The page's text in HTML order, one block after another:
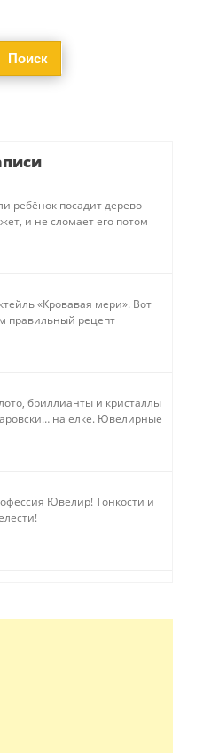
ребёнок посадит дерево —
и не сломает его потом
«Кровавая мери». Вот
правильный рецепт
бриллианты и кристаллы
на елке. Ювелирные
Ювелир! Тонкости и